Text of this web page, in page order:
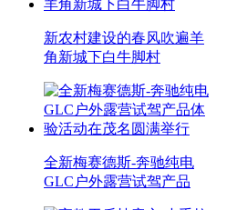
新农村建设的春风吹遍羊
角新城下白牛脚村
全新梅赛德斯-奔驰纯电
GLC户外露营试驾产品